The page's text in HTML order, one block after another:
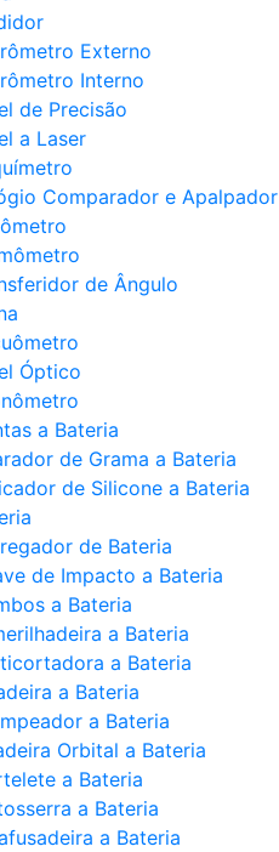
Externo
Interno
de Precisão
a Laser
Comparador e Apalpador
de Ângulo
Óptico
a Bateria
de Grama a Bateria
de Silicone a Bateria
de Bateria
de Impacto a Bateria
a Bateria
a Bateria
a Bateria
a Bateria
a Bateria
Orbital a Bateria
a Bateria
a Bateria
a Bateria